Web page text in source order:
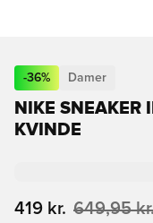
-36% Damer
NIKE SNEAKER
KVINDE
419 kr. 649,95